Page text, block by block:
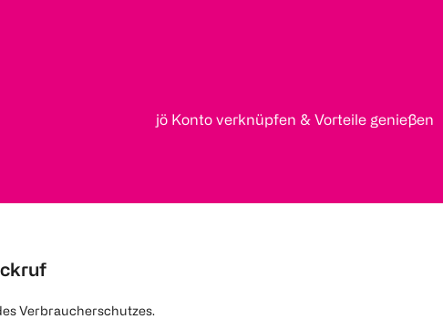
jö Konto verknüpfen & Vorteile genießen
Verbraucherschutzes.